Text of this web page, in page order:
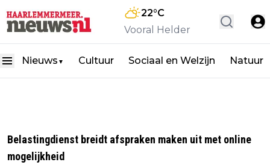
22°C
Vooral Helder
Nieuws ▼ Cultuur Sociaal en Welzijn Natuur
Belastingdienst breidt afspraken maken uit met online
mogelijkheid